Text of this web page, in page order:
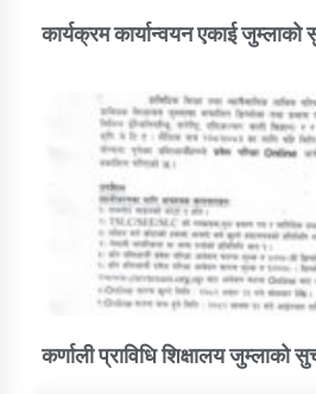
कार्यक्रम कार्यान्वयन एकाई जुम्लाको
कर्णाली प्राविधि शिक्षालय जुम्लाको